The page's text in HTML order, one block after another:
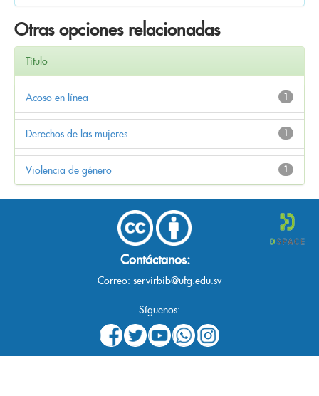
Otras opciones relacionadas
Título
1
Acoso en línea
1
Derechos de las mujeres
1
Violencia de género
Contáctanos:
Correo: servirbib@ufg.edu.sv
Síguenos: